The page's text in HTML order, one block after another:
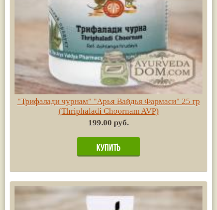
"Трифалади чурнам" "Арья Вайдья Фармаси" 25 гр
(Thriphaladi Choornam AVP)
199.00 руб.